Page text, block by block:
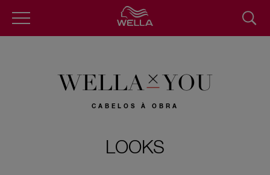
WELLA YOU
CABELOS À OBRA
LOOKS